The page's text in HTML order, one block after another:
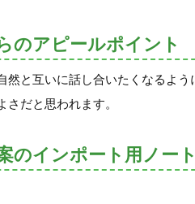
のアピールポイント
然と互いに話し合いたくなるよ
さだと思われます。
のインポート用ノー